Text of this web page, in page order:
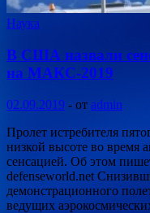
Наука
В США назвали
на МАКС-2019
02.09.2019 - от admin
Пролет истребителя
низкой высоте во время
сенсацией. Об этом
defenseworld.net
демонстрационного
ведущих